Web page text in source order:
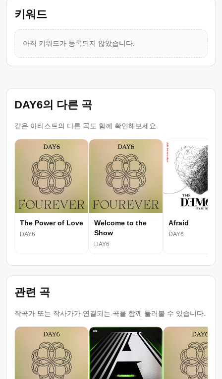
키워드
아직 키워드가 등록되지 않았습니다.
DAY6의 다른 곡
같은 아티스트의 다른 곡도 함께 확인해보세요.
The Power of Love
DAY6
Welcome to the
Show
DAY6
Afraid
DAY6
관련 곡
작곡가 또는 작사가가 연결되는 곡을 함께 둘러볼 수 있습니다.